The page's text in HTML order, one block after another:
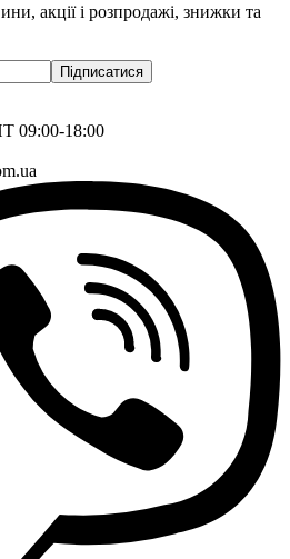
акції і розпродажі, знижки та
Підписатися
09:00-18:00